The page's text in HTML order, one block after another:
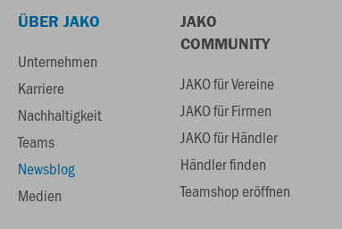
ÜBER JAKO
Unternehmen
Karriere
Nachhaltigkeit
Teams
Newsblog
Medien
JAKO
COMMUNITY
JAKO für Vereine
JAKO für Firmen
JAKO für Händler
Händler finden
Teamshop eröffnen